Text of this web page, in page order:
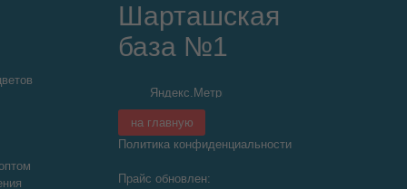
Шарташская
база №1
на главную
Политика конфиденциальности
Прайс обновлен: